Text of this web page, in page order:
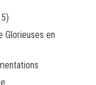
Glorieuses en